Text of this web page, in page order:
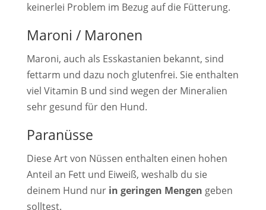
keinerlei Problem im Bezug auf die Fütterung.
Maroni / Maronen
Maroni, auch als Esskastanien bekannt, sind
fettarm und dazu noch glutenfrei. Sie enthalten
viel Vitamin B und sind wegen der Mineralien
sehr gesund für den Hund.
Paranüsse
Diese Art von Nüssen enthalten einen hohen
Anteil an Fett und Eiweiß, weshalb du sie
deinem Hund nurin geringen Mengen geben
solltest.